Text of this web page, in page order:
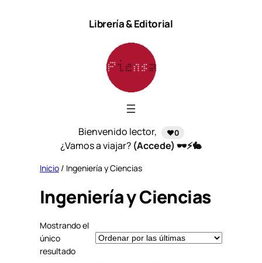
Librería & Editorial
Bienvenido lector, ❤️0
¿Vamos a viajar? (Accede) 🕶️⚡🐇
Inicio / Ingeniería y Ciencias
Ingeniería y Ciencias
Mostrando el
único
resultado